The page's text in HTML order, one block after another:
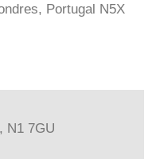
Portugal N5X
N1 7GU